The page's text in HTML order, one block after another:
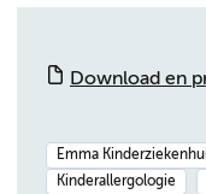
Download en
Emma
Kinderallergologie